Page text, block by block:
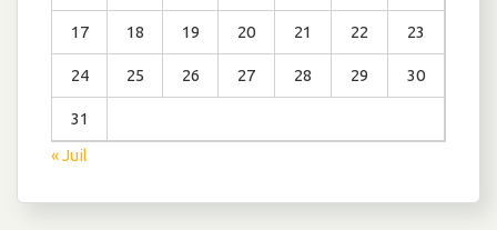
17 18 19 20 21 22 23
24 25 26 27 28 29 30
31
« Juil